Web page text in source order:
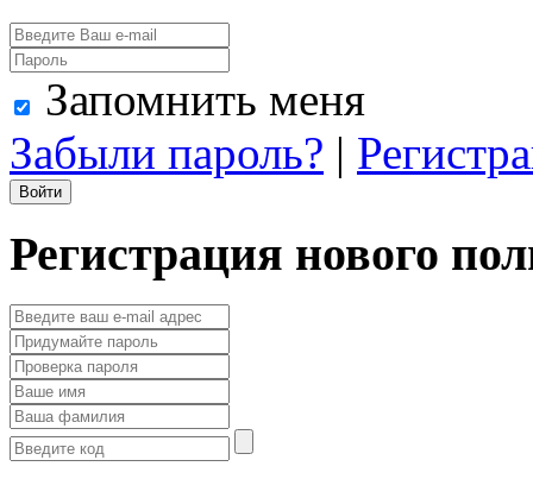
Запомнить меня
Забыли пароль? |
Регистрация нового